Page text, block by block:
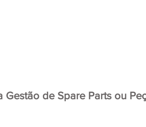
Gestão de Spare Parts ou